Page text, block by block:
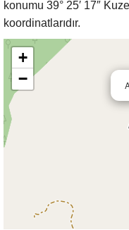
konumu 39° 25′ 17″
koordinatlarıdır.
+
−